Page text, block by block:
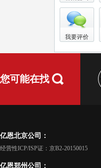
我要评价
您可能在找
亿恩北京公司：
经营性ICP/ISP证：京B2-20150015
亿恩郑州公司：